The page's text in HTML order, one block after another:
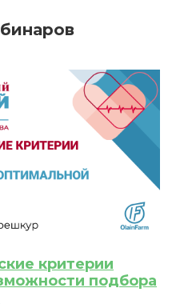
критерии
подбора
ИСКАТЬ
ВОЙТИ
баллов
медкоины будут
счета.